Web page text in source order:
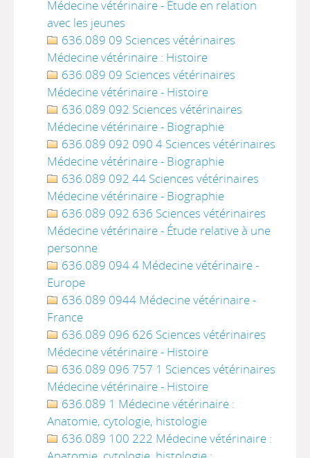
Médecine vétérinaire - Étude en relation
avec les jeunes
636.089 09 Sciences vétérinaires
Médecine vétérinaire : Histoire
636.089 09 Sciences vétérinaires
Médecine vétérinaire - Histoire
636.089 092 Sciences vétérinaires
Médecine vétérinaire - Biographie
636.089 092 090 4 Sciences vétérinaires
Médecine vétérinaire - Biographie
636.089 092 44 Sciences vétérinaires
Médecine vétérinaire - Biographie
636.089 092 636 Sciences vétérinaires
Médecine vétérinaire - Étude relative à une
personne
636.089 094 4 Médecine vétérinaire -
Europe
636.089 0944 Médecine vétérinaire -
France
636.089 096 626 Sciences vétérinaires
Médecine vétérinaire - Histoire
636.089 096 757 1 Sciences vétérinaires
Médecine vétérinaire - Histoire
636.089 1 Médecine vétérinaire :
Anatomie, cytologie, histologie
636.089 100 222 Médecine vétérinaire :